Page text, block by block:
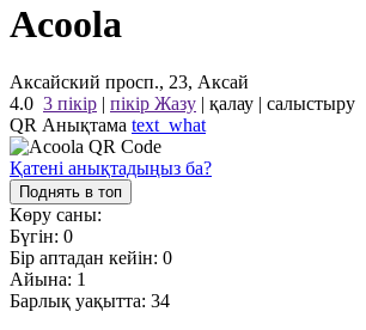
Acoola
Аксайский просп., 23, Аксай
4.0 3 пікір | пікір Жазу | қалау | салыстыру
QR Анықтама text_what
Қатені анықтадыңыз ба?
Поднять в топ
Көру саны:
Бүгін: 0
Бір аптадан кейін: 0
Айына: 1
Барлық уақытта: 34